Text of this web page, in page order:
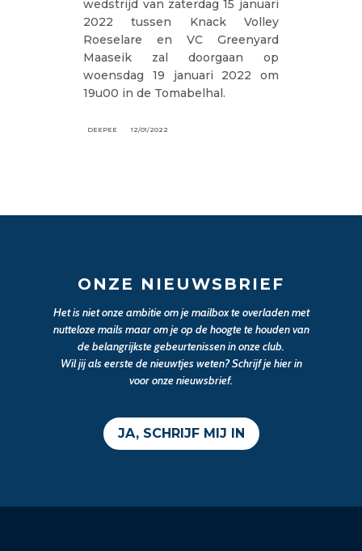
wedstrijd van zaterdag 15 januari
2022 tussen Knack Volley
Roeselare en VC Greenyard
Maaseik zal doorgaan op
woensdag 19 januari 2022 om
19u00 in de Tomabelhal.
DEEPEE 12/01/2022
ONZE NIEUWSBRIEF
Het is niet onze ambitie om je mailbox te overladen met
nutteloze mails maar om je op de hoogte te houden van
de belangrijkste gebeurtenissen in onze club.
Wil jij als eerste de nieuwtjes weten? Schrijf je hier in
voor onze nieuwsbrief.
JA, SCHRIJF MIJ IN